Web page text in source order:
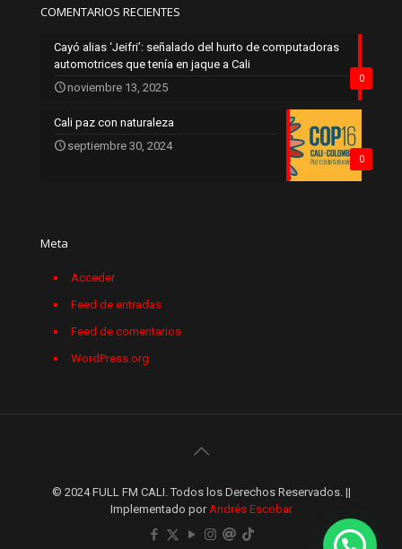
COMENTARIOS RECIENTES
0
Cayó alias ‘Jeifri’: señalado del hurto de computadoras
automotrices que tenía en jaque a Cali
noviembre 13, 2025
0
Cali paz con naturaleza
septiembre 30, 2024
Meta
Acceder
Feed de entradas
Feed de comentarios
WordPress.org
© 2024 FULL FM CALI. Todos los Derechos Reservados. ||
Implementado porAndrés Escobar